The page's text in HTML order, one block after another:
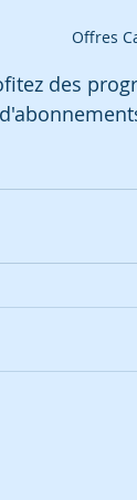
Offres
des